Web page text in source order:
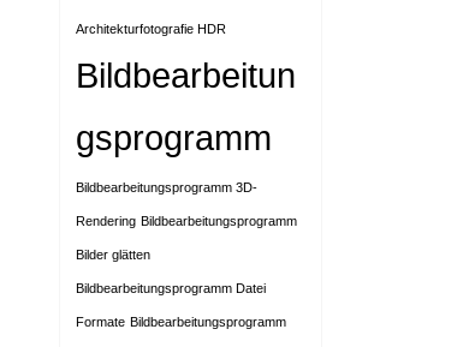
Architekturfotografie HDR
Bildbearbeitun
gsprogramm
Bildbearbeitungsprogramm 3D-
Rendering Bildbearbeitungsprogramm
Bilder glätten
Bildbearbeitungsprogramm Datei
Formate Bildbearbeitungsprogramm